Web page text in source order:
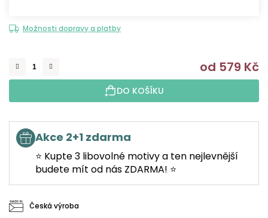
Možnosti dopravy a platby
od 579 Kč
DO KOŠÍKU
Akce 2+1 zdarma
⭐ Kupte 3 libovolné motivy a ten nejlevnější
budete mít od nás ZDARMA! ⭐
Česká výroba